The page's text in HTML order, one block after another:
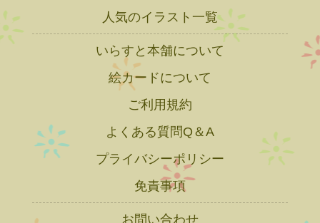
人気のイラスト一覧
いらすと本舗について
絵カードについて
ご利用規約
よくある質問Q＆A
プライバシーポリシー
免責事項
お問い合わせ